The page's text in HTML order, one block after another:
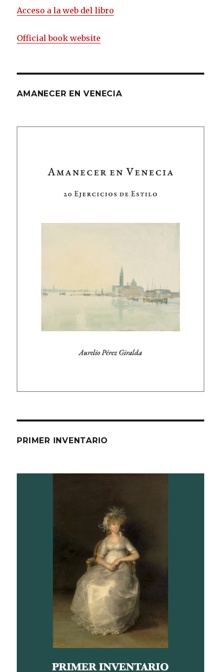
Acceso a la web del libro
Official book website
AMANECER EN VENECIA
PRIMER INVENTARIO